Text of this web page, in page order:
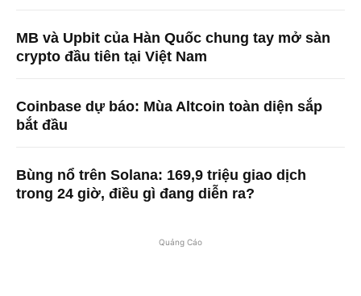
MB và Upbit của Hàn Quốc chung tay mở sàn
crypto đầu tiên tại Việt Nam
Coinbase dự báo: Mùa Altcoin toàn diện sắp
bắt đầu
Bùng nổ trên Solana: 169,9 triệu giao dịch
trong 24 giờ, điều gì đang diễn ra?
Quảng Cáo